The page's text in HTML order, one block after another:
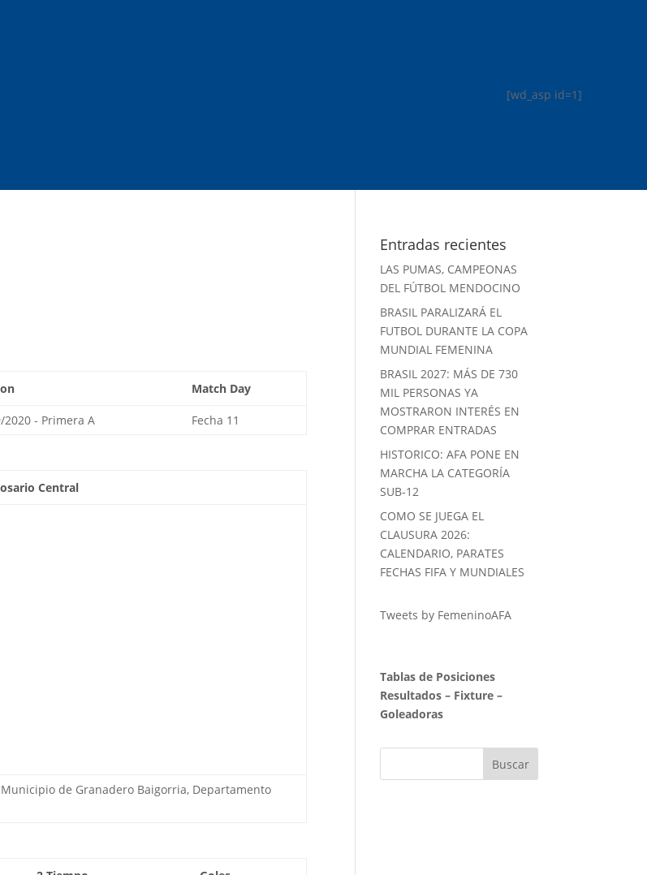
[wd_asp id=1]
Match Day
2020 - Primera A Fecha 11
Central
de Granadero Baigorria, Departamento
Entradas recientes
LAS PUMAS, CAMPEONAS
DEL FÚTBOL MENDOCINO
BRASIL PARALIZARÁ EL
FUTBOL DURANTE LA COPA
MUNDIAL FEMENINA
BRASIL 2027: MÁS DE 730
MIL PERSONAS YA
MOSTRARON INTERÉS EN
COMPRAR ENTRADAS
HISTORICO: AFA PONE EN
MARCHA LA CATEGORÍA
SUB-12
COMO SE JUEGA EL
CLAUSURA 2026:
CALENDARIO, PARATES
FECHAS FIFA Y MUNDIALES
Tweets by FemeninoAFA
Tablas de Posiciones
Resultados – Fixture –
Goleadoras